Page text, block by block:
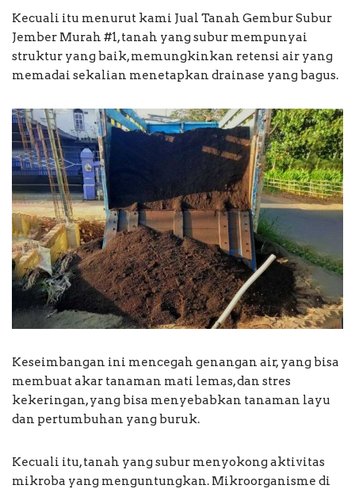
Kecuali itu menurut kami Jual Tanah Gembur Subur
Jember Murah #1, tanah yang subur mempunyai
struktur yang baik, memungkinkan retensi air yang
memadai sekalian menetapkan drainase yang bagus.
Keseimbangan ini mencegah genangan air, yang bisa
membuat akar tanaman mati lemas, dan stres
kekeringan, yang bisa menyebabkan tanaman layu
dan pertumbuhan yang buruk.
Kecuali itu, tanah yang subur menyokong aktivitas
mikroba yang menguntungkan. Mikroorganisme di